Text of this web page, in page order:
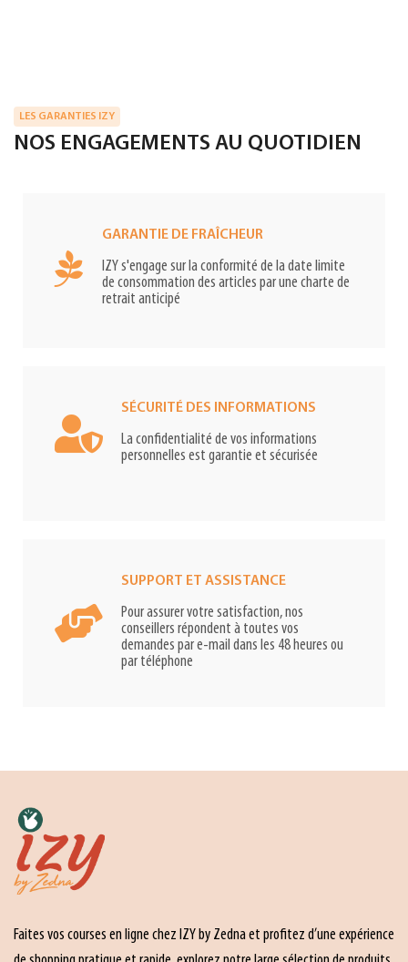
LES GARANTIES IZY
NOS ENGAGEMENTS AU QUOTIDIEN
GARANTIE DE FRAÎCHEUR
IZY s'engage sur la conformité de la date limite
de consommation des articles par une charte de
retrait anticipé
SÉCURITÉ DES INFORMATIONS
La confidentialité de vos informations
personnelles est garantie et sécurisée
SUPPORT ET ASSISTANCE
Pour assurer votre satisfaction, nos
conseillers répondent à toutes vos
demandes par e-mail dans les 48 heures ou
par téléphone
Faites vos courses en ligne chez IZY by Zedna et profitez d’une expérience